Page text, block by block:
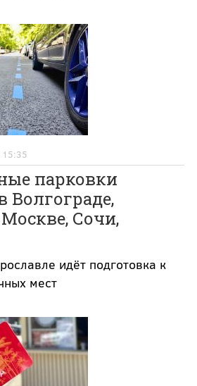
15:35
парковки
Волгограде,
Сочи,
идёт подготовка к
мест